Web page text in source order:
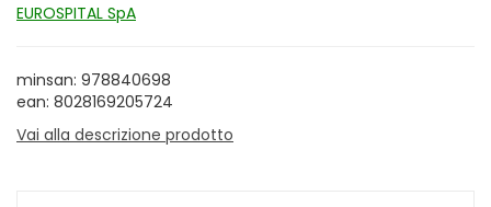
EUROSPITAL SpA
minsan: 978840698
ean: 8028169205724
Vai alla descrizione prodotto